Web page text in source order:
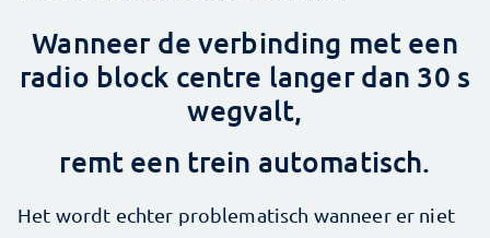
Wanneer de verbinding met een
radio block centre langer dan 30 s
wegvalt,
remt een trein automatisch.
Het wordt echter problematisch wanneer er niet